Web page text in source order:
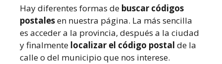
Hay diferentes formas de buscar códigos
postalesen nuestra página. La más sencilla
es acceder a la provincia, después a la ciudad
y finalmente localizar el código postal de la
calle o del municipio que nos interese.